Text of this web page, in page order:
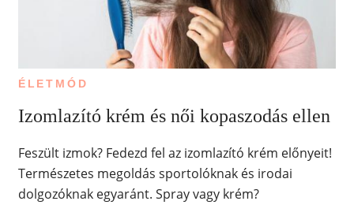
ÉLETMÓD
Izomlazító krém és női kopaszodás ellen
Feszült izmok? Fedezd fel az izomlazító krém előnyeit!
Természetes megoldás sportolóknak és irodai
dolgozóknak egyaránt. Spray vagy krém?